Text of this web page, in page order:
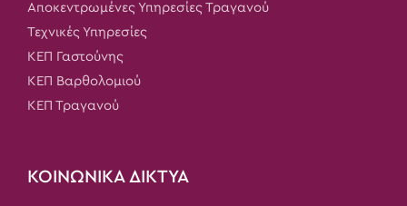
Αποκεντρωμένες Υπηρεσίες Τραγανού
Τεχνικές Υπηρεσίες
ΚΕΠ Γαστούνης
ΚΕΠ Βαρθολομιού
ΚΕΠ Τραγανού
ΚΟΙΝΩΝΙΚΑ ΔΙΚΤΥΑ